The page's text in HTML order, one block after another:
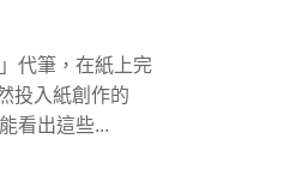
代筆，在紙上完
投入紙創作的
看出這些...